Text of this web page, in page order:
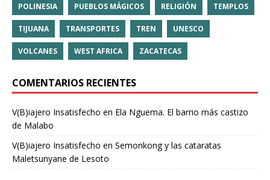
POLINESIA PUEBLOS MÁGICOS RELIGIÓN TEMPLOS
TIJUANA TRANSPORTES TREN UNESCO
VOLCANES WEST AFRICA ZACATECAS
COMENTARIOS RECIENTES
V(B)iajero Insatisfecho en Ela Nguema. El barrio más castizo
de Malabo
V(B)iajero Insatisfecho en Semonkong y las cataratas
Maletsunyane de Lesoto